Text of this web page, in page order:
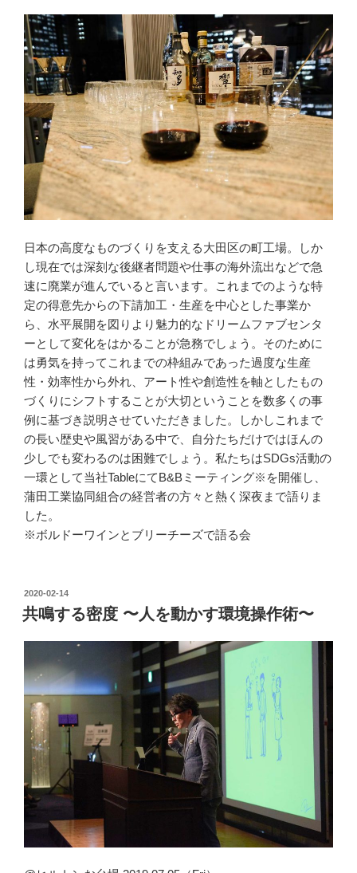
日本の高度なものづくりを支える大田区の町工場。しか
し現在では深刻な後継者問題や仕事の海外流出などで急
速に廃業が進んでいると言います。これまでのような特
定の得意先からの下請加工・生産を中心とした事業か
ら、水平展開を図りより魅力的なドリームファブセンタ
ーとして変化をはかることが急務でしょう。そのために
は勇気を持ってこれまでの枠組みであった過度な生産
性・効率性から外れ、アート性や創造性を軸としたもの
づくりにシフトすることが大切ということを数多くの事
例に基づき説明させていただきました。しかしこれまで
の長い歴史や風習がある中で、自分たちだけではほんの
少しでも変わるのは困難でしょう。私たちはSDGs活動の
一環として当社TableにてB&Bミーティング※を開催し、
蒲田工業協同組合の経営者の方々と熱く深夜まで語りま
した。
※ボルドーワインとブリーチーズで語る会
投
稿
日:
2020-02-14
共鳴する密度 〜人を動かす環境操作術〜